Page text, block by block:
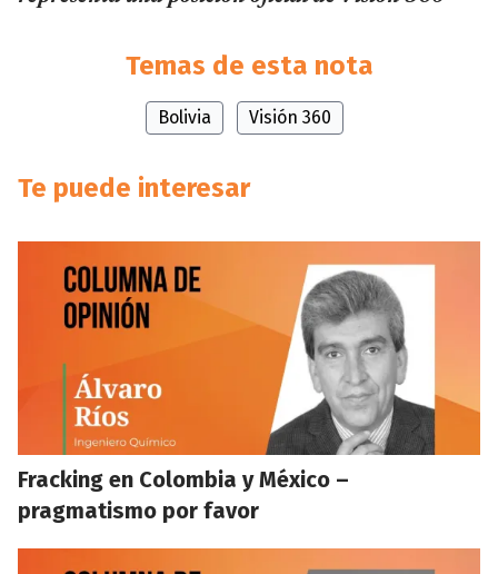
Temas de esta nota
Bolivia Visión 360
Te puede interesar
Fracking en Colombia y México –
pragmatismo por favor